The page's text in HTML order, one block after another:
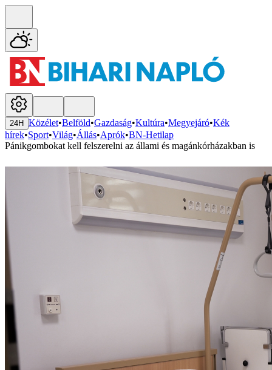
24H Közélet•Belföld•Gazdaság•Kultúra•Megyejáró•Kék
hírek•Sport•Világ•Állás•Aprók•BN-Hetilap
Pánikgombokat kell felszerelni az állami és magánkórházakban is